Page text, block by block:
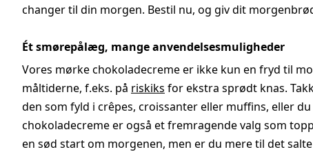
changer til din morgen. Bestil nu, og giv dit
Ét smørepålæg, mange anvendelsesmuligheder
Vores mørke chokoladecreme er ikke kun en fryd til
måltiderne, f.eks. på riskiks for ekstra sprødt knas.
den som fyld i crêpes, croissanter eller muffins, eller
chokoladecreme er også et fremragende valg som
en sød start om morgenen, men er du mere til det